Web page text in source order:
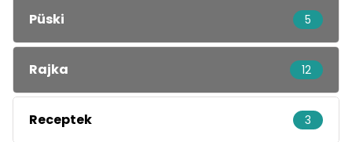
Püski 5
Rajka 12
Receptek 3